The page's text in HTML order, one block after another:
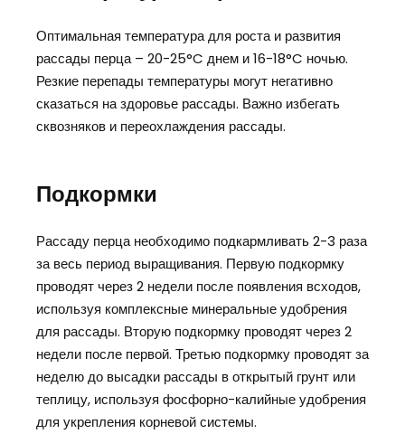
Оптимальная температура для роста и развития
рассады перца – 20-25°C днем и 16-18°C ночью.
Резкие перепады температуры могут негативно
сказаться на здоровье рассады. Важно избегать
сквозняков и переохлаждения рассады.
Подкормки
Рассаду перца необходимо подкармливать 2-3 раза
за весь период выращивания. Первую подкормку
проводят через 2 недели после появления всходов,
используя комплексные минеральные удобрения
для рассады. Вторую подкормку проводят через 2
недели после первой. Третью подкормку проводят за
неделю до высадки рассады в открытый грунт или
теплицу, используя фосфорно-калийные удобрения
для укрепления корневой системы.